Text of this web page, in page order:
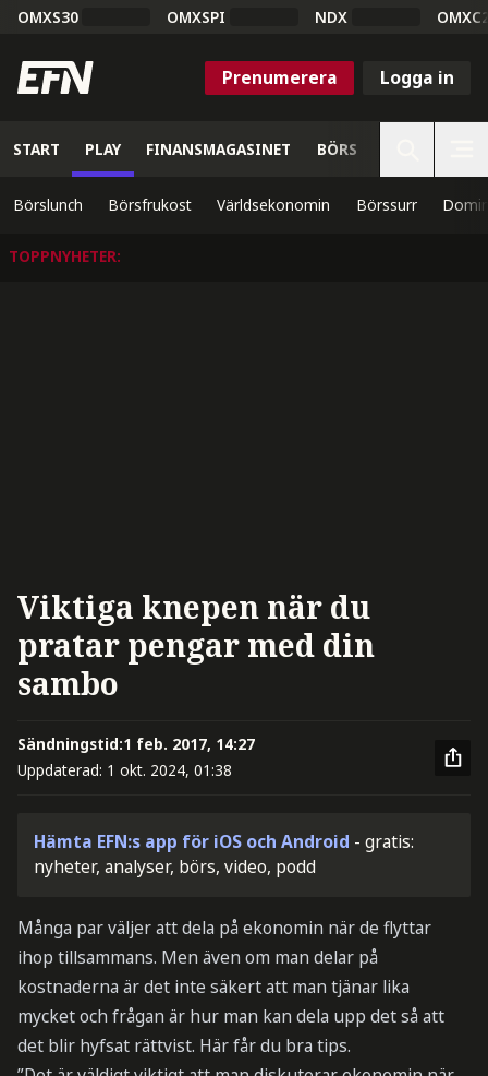
OMXS30 OMXSPI NDX
Prenumerera Logga in
START PLAY FINANSMAGASINET BÖRS
Börslunch Börsfrukost Världsekonomin Börssurr
TOPPNYHETER:
Viktiga knepen när du
pratar pengar med din
sambo
Sändningstid:1 feb. 2017, 14:27
Uppdaterad: 1 okt. 2024, 01:38
Hämta EFN:s app för iOS och Android - gratis:
nyheter, analyser, börs, video, podd
Många par väljer att dela på ekonomin när de flyttar
ihop tillsammans. Men även om man delar på
kostnaderna är det inte säkert att man tjänar lika
mycket och frågan är hur man kan dela upp det så att
det blir hyfsat rättvist. Här får du bra tips.